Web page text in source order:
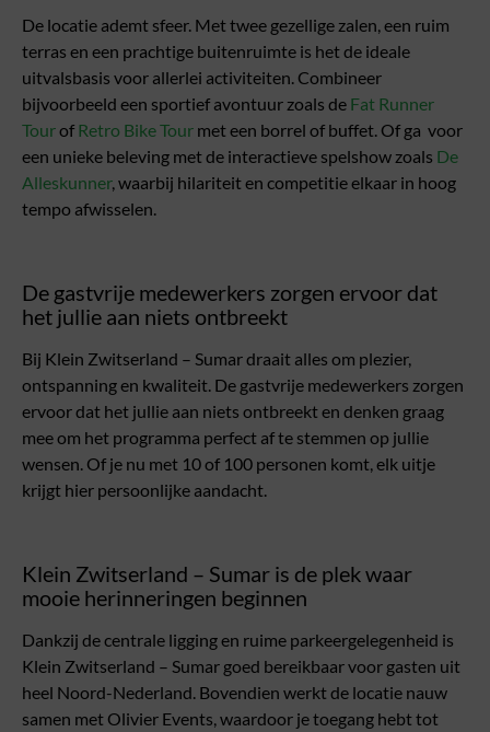
De locatie ademt sfeer. Met twee gezellige zalen, een ruim
terras en een prachtige buitenruimte is het de ideale
uitvalsbasis voor allerlei activiteiten. Combineer
bijvoorbeeld een sportief avontuur zoals de Fat Runner
Tourof Retro Bike Tour met een borrel of buffet. Of ga voor
een unieke beleving met de interactieve spelshow zoals De
Alleskunner, waarbij hilariteit en competitie elkaar in hoog
tempo afwisselen.
De gastvrije medewerkers zorgen ervoor dat
het jullie aan niets ontbreekt
Bij Klein Zwitserland – Sumar draait alles om plezier,
ontspanning en kwaliteit. De gastvrije medewerkers zorgen
ervoor dat het jullie aan niets ontbreekt en denken graag
mee om het programma perfect af te stemmen op jullie
wensen. Of je nu met 10 of 100 personen komt, elk uitje
krijgt hier persoonlijke aandacht.
Klein Zwitserland – Sumar is de plek waar
mooie herinneringen beginnen
Dankzij de centrale ligging en ruime parkeergelegenheid is
Klein Zwitserland – Sumar goed bereikbaar voor gasten uit
heel Noord-Nederland. Bovendien werkt de locatie nauw
samen met Olivier Events, waardoor je toegang hebt tot